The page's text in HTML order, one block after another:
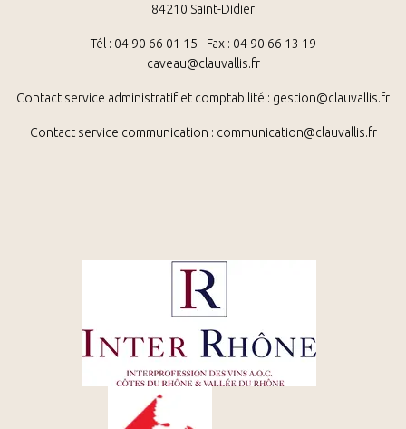
84210 Saint-Didier
Tél : 04 90 66 01 15 - Fax : 04 90 66 13 19
caveau@clauvallis.fr
Contact service administratif et comptabilité : gestion@clauvallis.fr
Contact service communication : communication@clauvallis.fr